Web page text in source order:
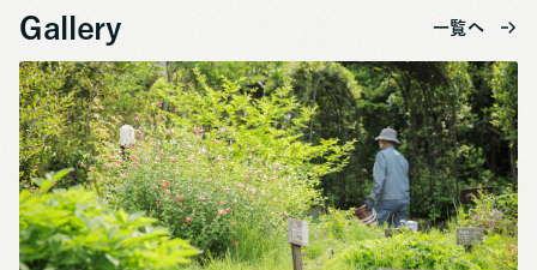
Gallery 一覧へ